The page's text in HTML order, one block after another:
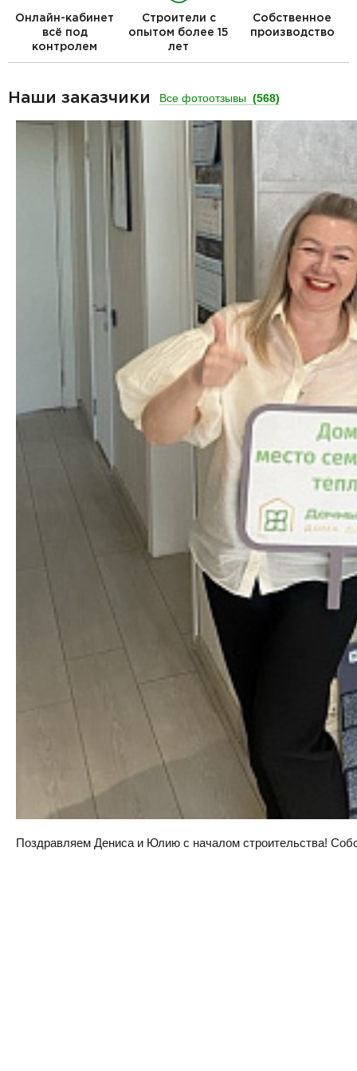
Онлайн-кабинет
всё под
контролем
Строители с
опытом более 15
лет
Собственное
производство
Наши заказчики Все фотоотзывы (568)
Поздравляем Дениса и Юлию с началом строительства!